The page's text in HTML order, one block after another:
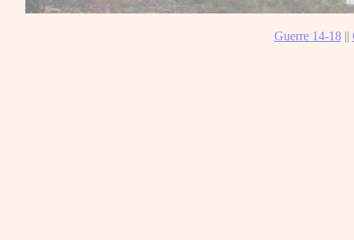
Guerre 14-18||